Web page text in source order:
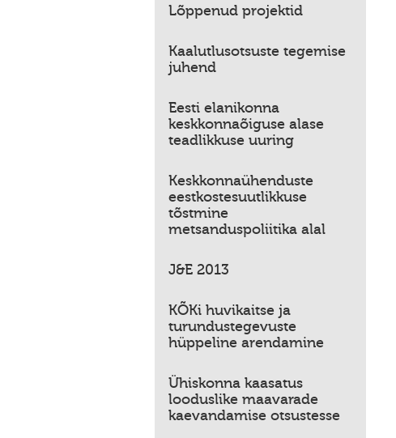
Lõppenud projektid
Kaalutlusotsuste tegemise
juhend
Eesti elanikonna
keskkonnaõiguse alase
teadlikkuse uuring
Keskkonnaühenduste
eestkostesuutlikkuse
tõstmine
metsanduspoliitika alal
J&E 2013
KÕKi huvikaitse ja
turundustegevuste
hüppeline arendamine
Ühiskonna kaasatus
looduslike maavarade
kaevandamise otsustesse